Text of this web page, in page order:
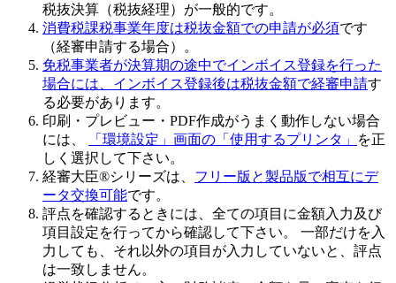
税抜決算（税抜経理） が一般的です。
消費税課税事業年度は税抜金額での申請が必須です
（経審申請する場合）。
免税事業者が決算期の途中でインボイス登録を行った
場合には、インボイス登録後は税抜金額で経審申請す
る必要があります。
印刷・プレビュー・PDF作成がうまく動作しない場合
には、
「環境設定」画面の「使用するプリンタ」
を正
しく選択して下さい。
経審大臣®シリーズは、 フリー版と製品版で相互にデ
ータ交換可能です。
評点を確認するときには、全ての項目に金額入力及び
項目設定を行ってから確認して下さい。 一部だけを入
力しても、それ以外の項目が入力していないと、評点
は一致しません。